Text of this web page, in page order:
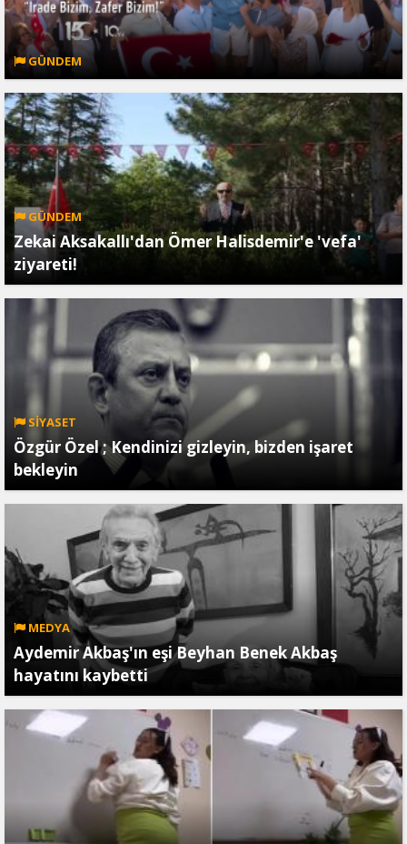
GÜNDEM
GÜNDEM
Zekai Aksakallı'dan Ömer Halisdemir'e 'vefa'
ziyareti!
SİYASET
Özgür Özel ; Kendinizi gizleyin, bizden işaret
bekleyin
MEDYA
Aydemir Akbaş'ın eşi Beyhan Benek Akbaş
hayatını kaybetti